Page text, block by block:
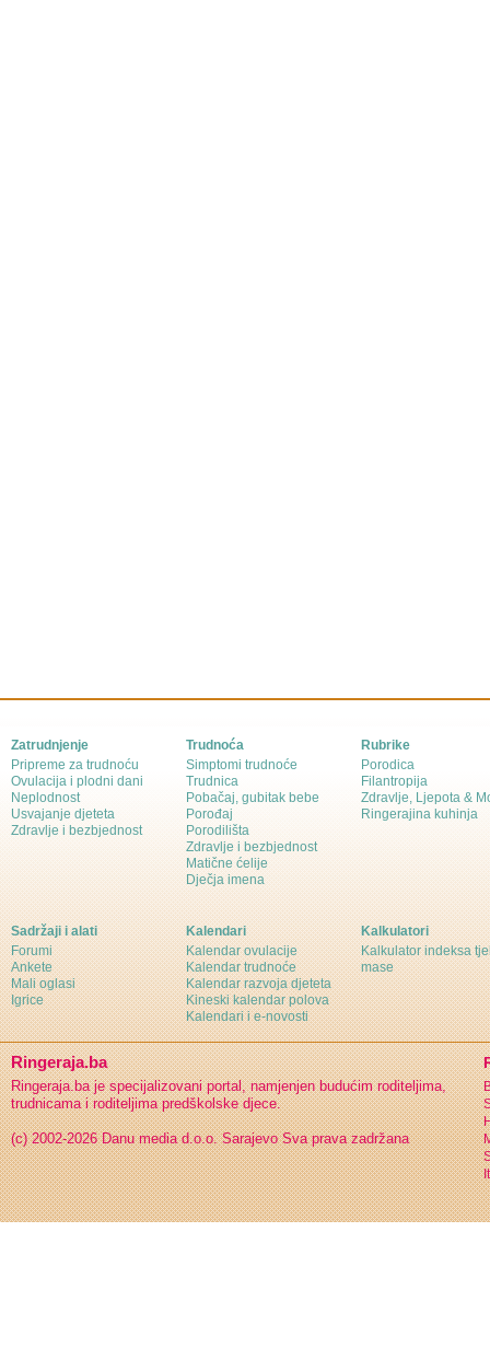
Zatrudnjenje
Pripreme za trudnoću
Ovulacija i plodni dani
Neplodnost
Usvajanje djeteta
Zdravlje i bezbjednost
Trudnoća
Simptomi trudnoće
Trudnica
Pobačaj, gubitak bebe
Porođaj
Porodilišta
Zdravlje i bezbjednost
Matične ćelije
Dječja imena
Rubrike
Porodica
Filantropija
Zdravlje, Ljepota &
Ringerajina kuhinja
Sadržaji i alati
Forumi
Ankete
Mali oglasi
Igrice
Kalendari
Kalendar ovulacije
Kalendar trudnoće
Kalendar razvoja djeteta
Kineski kalendar polova
Kalendari i e-novosti
Kalkulatori
Kalkulator indeksa
mase
Ringeraja.ba
Ringeraja.ba je specijalizovani portal, namjenjen budućim roditeljima,
trudnicama i roditeljima predškolske djece.
(c) 2002-2026 Danu media d.o.o. Sarajevo Sva prava zadržana